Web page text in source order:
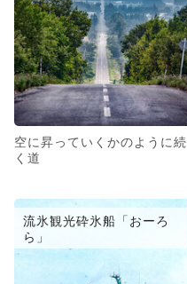
空に昇っていくかのように続
く道
流氷観光砕氷船「おーろ
ら」